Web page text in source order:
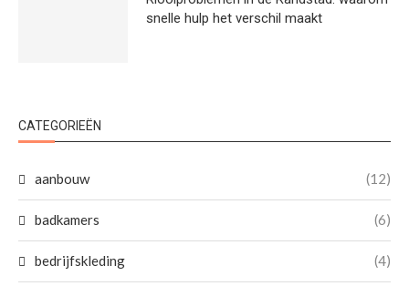
snelle hulp het verschil maakt
CATEGORIEËN
aanbouw (12)
badkamers (6)
bedrijfskleding (4)